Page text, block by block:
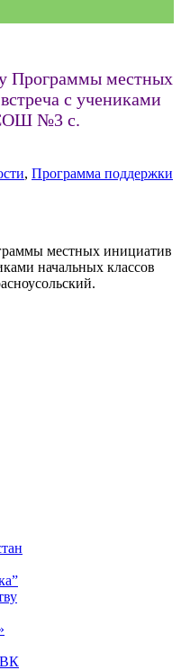
Программы местных
с учениками
№3 с.
, Программа поддержки
местных инициатив
начальных классов
ВК